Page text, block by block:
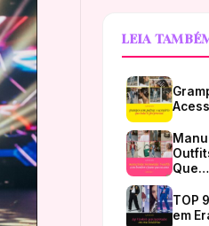
LEIA
Que…
TOP
em